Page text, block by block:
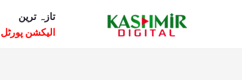
تازہ ترین
الیکشن پورٹل 26